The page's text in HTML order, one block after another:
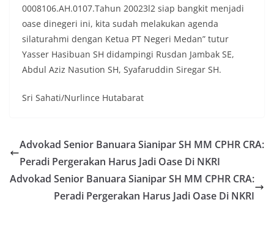
sekaligus menyampaikan pesan-pesan
kamtibmas. Kehadiran petugas disambut baik
oleh warga, yang sebagian besar tengah bersiap
menyambut momentum HUT Kemerdekaan RI
dengan berbagai persiapan di lingkungan
masing-masing.‎Dalam dialog yang berlangsung
menanyakan kondisi keamanan dan kenyamanan
situasi kamtibmas di sekitar mereka.‎‎‎Salah satu
poin utama yang disampaikan dalam kegiatan
memasang bendera Merah Putih secara penuh,
bukan setengah tiang, sebagai bentuk
0008106.AH.0107.Tahun 20023l2 siap bangkit menjadi
oase dinegeri ini, kita sudah melakukan agenda
silaturahmi dengan Ketua PT Negeri Medan” tutur
Yasser Hasibuan SH didampingi Rusdan Jambak SE,
Abdul Aziz Nasution SH, Syafaruddin Siregar SH.
Sri Sahati/Nurlince Hutabarat
Advokad Senior Banuara Sianipar SH MM CPHR CRA:
Peradi Pergerakan Harus Jadi Oase Di NKRI
Advokad Senior Banuara Sianipar SH MM CPHR CRA:
Peradi Pergerakan Harus Jadi Oase Di NKRI